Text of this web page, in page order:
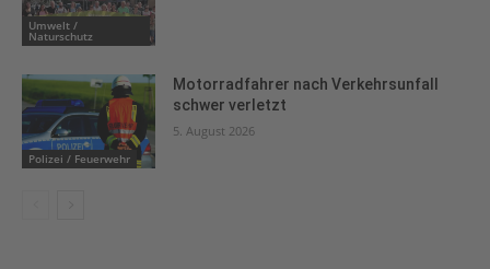
Umwelt /
Naturschutz
Polizei / Feuerwehr
Motorradfahrer nach Verkehrsunfall
schwer verletzt
5. August 2026